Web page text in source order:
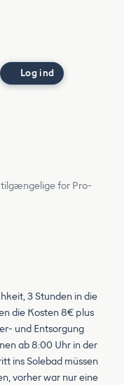
Log ind
for Pro-
3 Stunden in die
die Kosten 8€ plus
und Entsorgung
ab 8:00 Uhr in der
ins Solebad müssen
vorher war nur eine